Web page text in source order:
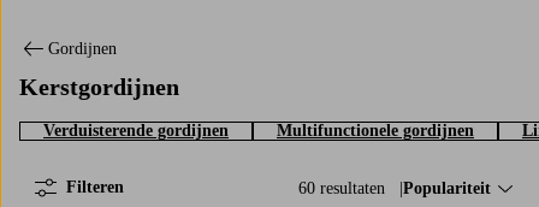
Gordijnen
Kerstgordijnen
Verduisterende gordijnen Multifunctionele gordijnen
60 resultaten Sorteer op:
Populariteit
Filteren